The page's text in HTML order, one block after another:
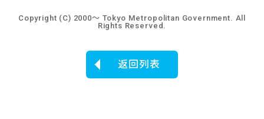
Copyright (C) 2000～ Tokyo Metropolitan Government. All
Rights Reserved.
返回列表